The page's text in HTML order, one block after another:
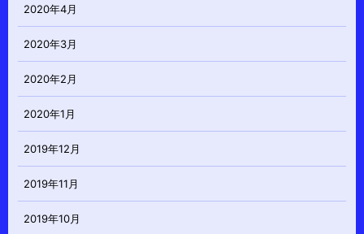
2020年4月
2020年3月
2020年2月
2020年1月
2019年12月
2019年11月
2019年10月